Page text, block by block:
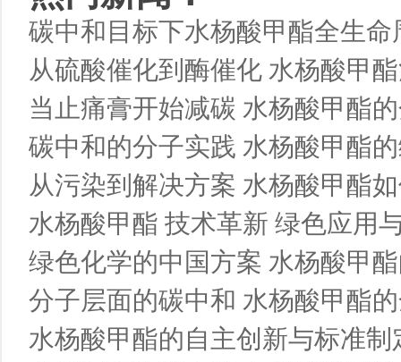
碳中和目标下水杨酸甲酯全生
从硫酸催化到酶催化 水杨酸甲
当止痛膏开始减碳 水杨酸甲酯
碳中和的分子实践 水杨酸甲酯
从污染到解决方案 水杨酸甲酯
水杨酸甲酯 技术革新 绿色应用
绿色化学的中国方案 水杨酸甲
分子层面的碳中和 水杨酸甲酯
水杨酸甲酯的自主创新与标准